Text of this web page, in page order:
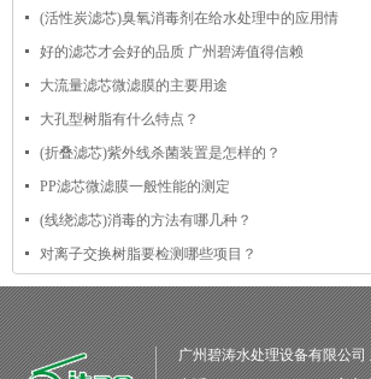
(活性炭滤芯)臭氧消毒剂在给水处理中的应用情
好的滤芯才会好的品质 广州碧涛值得信赖
大流量滤芯微滤膜的主要用途
大孔型树脂有什么特点？
(折叠滤芯)紫外线杀菌装置是怎样的？
PP滤芯微滤膜一般性能的测定
(线绕滤芯)消毒的方法有哪几种？
对离子交换树脂要检测哪些项目？
广州碧涛水处理设备有限公司